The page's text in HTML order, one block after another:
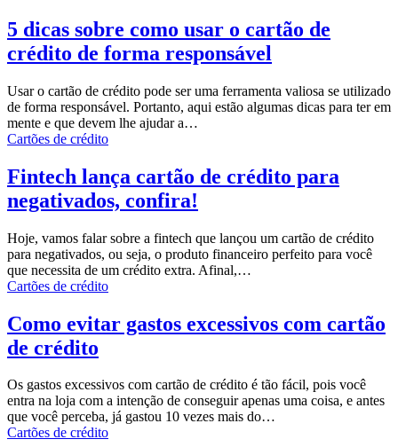
5 dicas sobre como usar o cartão de
crédito de forma responsável
Usar o cartão de crédito pode ser uma ferramenta valiosa se utilizado
de forma responsável. Portanto, aqui estão algumas dicas para ter em
mente e que devem lhe ajudar a…
Cartões de crédito
Fintech lança cartão de crédito para
negativados, confira!
Hoje, vamos falar sobre a fintech que lançou um cartão de crédito
para negativados, ou seja, o produto financeiro perfeito para você
que necessita de um crédito extra. Afinal,…
Cartões de crédito
Como evitar gastos excessivos com cartão
de crédito
Os gastos excessivos com cartão de crédito é tão fácil, pois você
entra na loja com a intenção de conseguir apenas uma coisa, e antes
que você perceba, já gastou 10 vezes mais do…
Cartões de crédito